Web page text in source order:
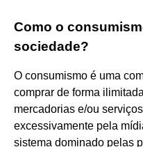
Como o
sociedade?
O consumismo é uma
comprar de forma
mercadorias e/ou
excessivamente pela
sistema dominado pelas